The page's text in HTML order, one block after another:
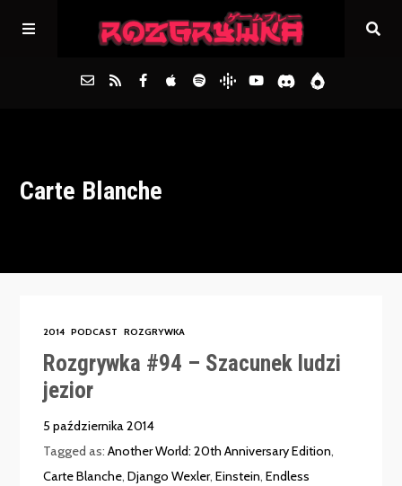
Archiwum
Carte Blanche
2014 PODCAST ROZGRYWKA
Rozgrywka #94 – Szacunek ludzi
jezior
5 października 2014
Tagged as:Another World: 20th Anniversary Edition,
Carte Blanche,Django Wexler,Einstein,Endless